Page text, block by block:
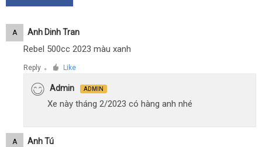
A Anh Dinh Tran
Rebel 500cc 2023 màu xanh
Reply ● Like
Admin ADMIN
Xe này tháng 2/2023 có hàng anh nhé
A Anh Tú